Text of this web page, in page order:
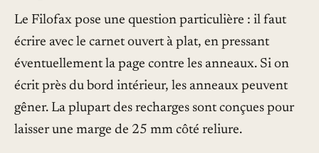
Le Filofax pose une question particulière : il faut
écrire avec le carnet ouvert à plat, en pressant
éventuellement la page contre les anneaux. Si on
écrit près du bord intérieur, les anneaux peuvent
gêner. La plupart des recharges sont conçues pour
laisser une marge de 25 mm côté reliure.